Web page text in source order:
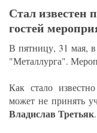
Стал известен
гостей
В пятницу, 31 мая, в
"Металлурга".
Как стало
может не принять
Владислав Третьяк.